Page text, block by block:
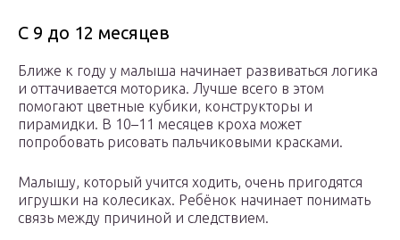
С 9 до 12 месяцев
Ближе к году у малыша начинает развиваться логика
и оттачивается моторика. Лучше всего в этом
помогают цветные кубики, конструкторы и
пирамидки. В 10–11 месяцев кроха может
попробовать рисовать пальчиковыми красками.
Малышу, который учится ходить, очень пригодятся
игрушки на колесиках. Ребёнок начинает понимать
связь между причиной и следствием.